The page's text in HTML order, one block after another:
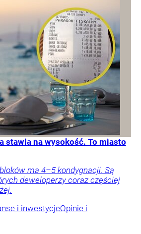
stawia na wysokość. To miasto
ma 4–5 kondygnacji. Są
deweloperzy coraz częściej
i inwestycjeOpinie i